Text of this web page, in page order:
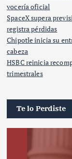
vocería oficial
SpaceX supera
registra pérdidas
Chipotle inicia su
cabeza
HSBC reinicia
trimestrales
Te lo Perdiste